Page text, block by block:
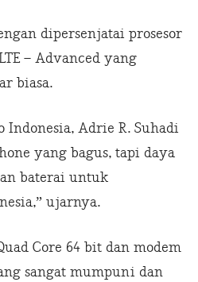
dipersenjatai prosesor
– Advanced yang
biasa.
Indonesia, Adrie R. Suhadi
yang bagus, tapi daya
baterai untuk
ujarnya.
Core 64 bit dan modem
sangat mumpuni dan